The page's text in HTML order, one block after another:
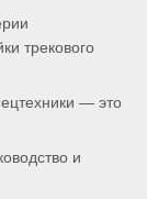
трекового
— это
и